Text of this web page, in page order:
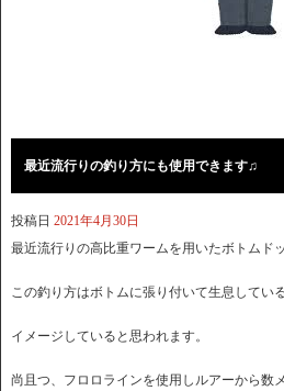
最近流行りの釣り方にも使用できます♫
投稿日 2021年4月30日
最近流行りの高比重ワームを用いたボトムド
この釣り方はボトムに張り付いて生息してい
イメージしていると思われます。
尚且つ、フロロラインを使用しルアーから数